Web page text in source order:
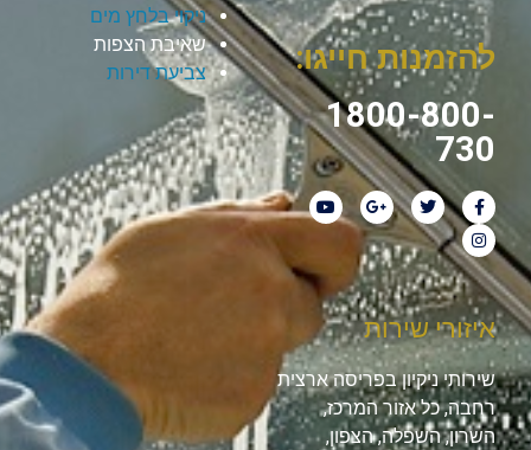
להזמנות חייגו:
1800-800-
730
ניקוי בלחץ מים
שאיבת הצפות
צביעת דירות
איזורי שירות
שירותי ניקיון בפריסה ארצית
רחבה, כל אזור המרכז,
השרון, השפלה, הצפון,